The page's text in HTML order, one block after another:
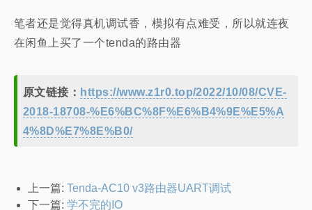
成功执行到system，并且command也被控制
总结